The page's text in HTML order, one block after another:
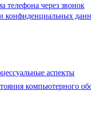
телефона через звонок
конфиденциальных
аспекты
компьютерного